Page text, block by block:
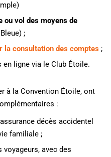
ou vol des moyens de
;
la consultation des comptes;
ligne via le Club Étoile.
à la Convention Étoile, ont
:
décès accidentel
familiale ;
voyageurs, avec des